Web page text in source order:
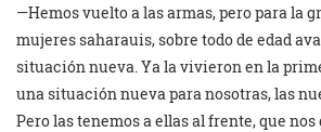
—Hemos vuelto a las armas, pero para la
mujeres saharauis, sobre todo de edad
situación nueva. Ya la vivieron en la
una situación nueva para nosotras, las
Pero las tenemos a ellas al frente, que nos